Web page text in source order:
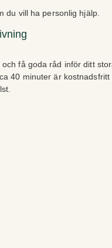
du vill ha personlig hjälp.
få goda råd inför ditt
40 minuter är